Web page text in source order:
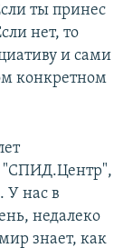
ты принес
нет, то
и сами
конкретном
"СПИД.Центр",
У нас в
недалеко
знает, как